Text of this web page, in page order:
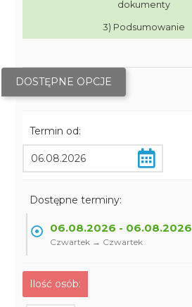
dokumenty
3) Podsumowanie
DOSTĘPNE OPCJE
Termin od:
Dostępne terminy:
06.08.2026 - 06.08.2026
Czwartek → Czwartek
Ilość osób: